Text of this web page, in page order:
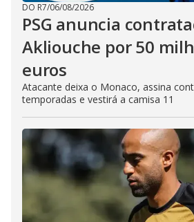
DO R7/06/08/2026
PSG anuncia
Akliouche por 50
euros
Atacante deixa o Monaco, assina
temporadas e vestirá a camisa 11